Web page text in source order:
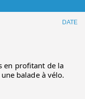
DATE
en profitant de la
balade à vélo.